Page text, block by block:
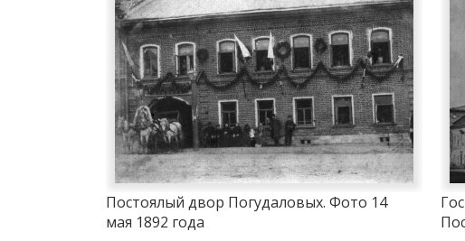
Постоялый двор Погудаловых. Фото 14
мая 1892 года